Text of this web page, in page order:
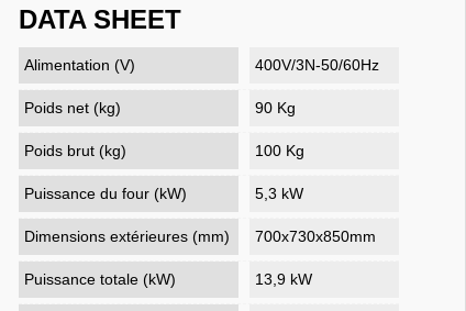
DATA SHEET
Alimentation (V) 400V/3N-50/60Hz
Poids net (kg) 90 Kg
Poids brut (kg) 100 Kg
Puissance du four (kW) 5,3 kW
Dimensions extérieures (mm) 700x730x850mm
Puissance totale (kW) 13,9 kW